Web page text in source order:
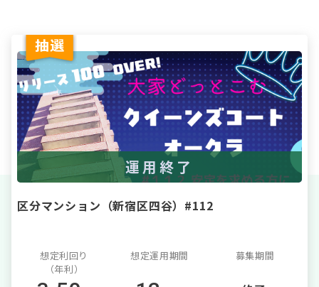
運用終了
区分マンション（新宿区四谷）#112
想定利回り
（年利）
想定運用期間 募集期間